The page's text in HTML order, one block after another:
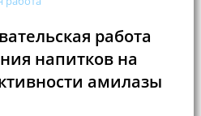
работа
напитков на
амилазы